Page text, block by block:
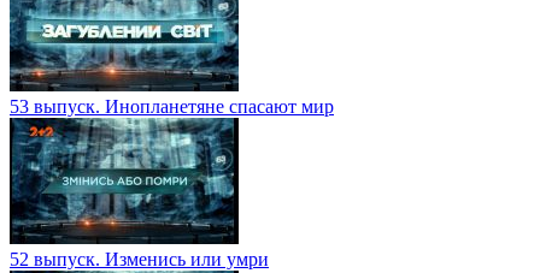
53 выпуск. Инопланетяне спасают мир
52 выпуск. Изменись или умри